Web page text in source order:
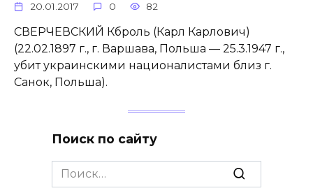
20.01.2017 0 82
СВЕРЧЕВСКИЙ Кброль (Карл Карлович)
(22.02.1897 г., г. Варшава, Польша — 25.3.1947 г.,
убит украинскими националистами близ г.
Санок, Польша).
Поиск по сайту
Search
for: